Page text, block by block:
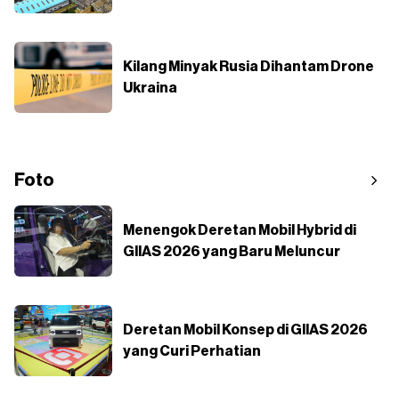
Kilang Minyak Rusia Dihantam Drone
Ukraina
Foto
Menengok Deretan Mobil Hybrid di
GIIAS 2026 yang Baru Meluncur
Deretan Mobil Konsep di GIIAS 2026
yang Curi Perhatian